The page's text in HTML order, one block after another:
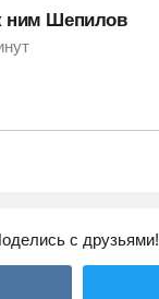
ним Шепилов
с друзьями!